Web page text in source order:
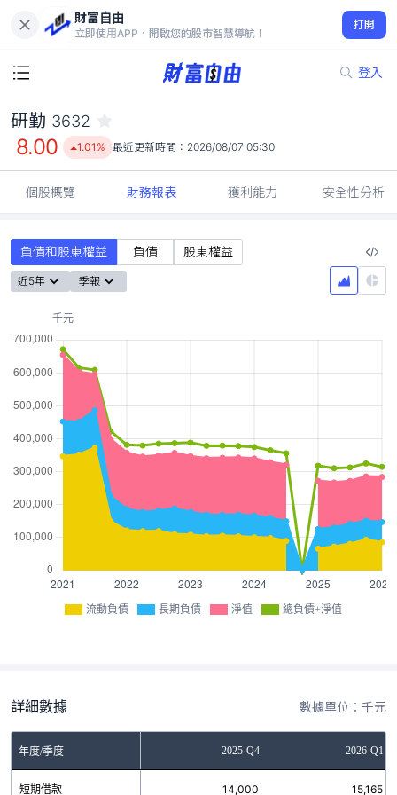
財富自由
立即使用APP，開啟您的股市智慧導航！
打開
登入
8.00
1.01%
研勤 3632
8.00 1.01% 最近更新時間： 2026/08/07 05:30
個股概覽 財務報表 獲利能力 安全性分析
負債和股東權益 負債 股東權益
近5年 季報
流動負債 長期負債 淨值 總負債+淨值
詳細數據 數據單位：千元
年度/季度 2025-Q4 2026-Q1
短期借款 14,000 15,165